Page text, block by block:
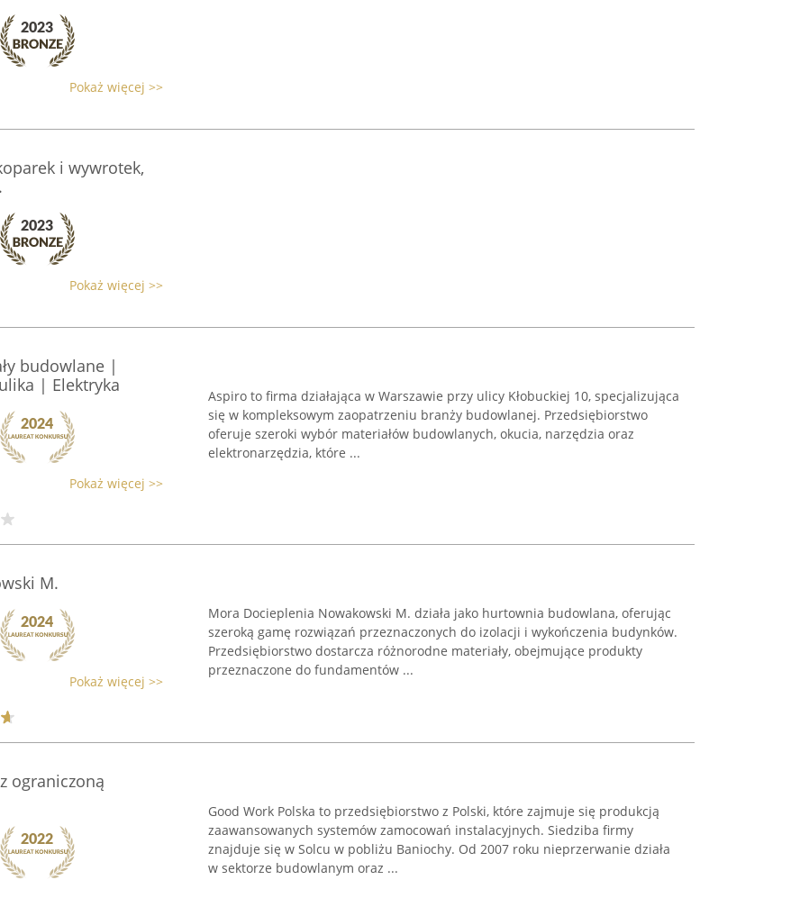
Pokaż więcej >>
i wywrotek,
Pokaż więcej >>
budowlane |
| Elektryka
Pokaż więcej >>
Aspiro to firma działająca w Warszawie przy ulicy Kłobuckiej 10, specjalizująca
się w kompleksowym zaopatrzeniu branży budowlanej. Przedsiębiorstwo
oferuje szeroki wybór materiałów budowlanych, okucia, narzędzia oraz
elektronarzędzia, które ...
M.
Pokaż więcej >>
Mora Docieplenia Nowakowski M. działa jako hurtownia budowlana, oferując
szeroką gamę rozwiązań przeznaczonych do izolacji i wykończenia budynków.
Przedsiębiorstwo dostarcza różnorodne materiały, obejmujące produkty
przeznaczone do fundamentów ...
ograniczoną
Good Work Polska to przedsiębiorstwo z Polski, które zajmuje się produkcją
zaawansowanych systemów zamocowań instalacyjnych. Siedziba firmy
znajduje się w Solcu w pobliżu Baniochy. Od 2007 roku nieprzerwanie działa
w sektorze budowlanym oraz ...